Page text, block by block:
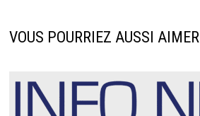
VOUS POURRIEZ AUSSI AIMER